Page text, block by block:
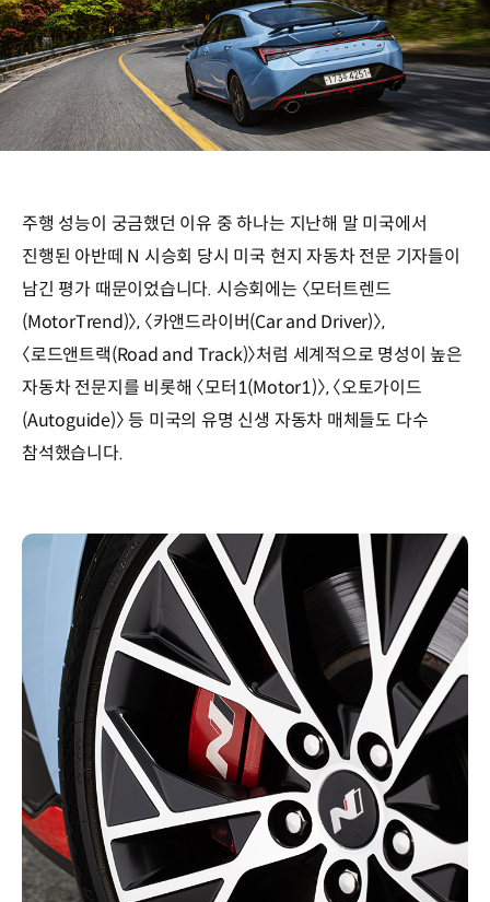
주행 성능이 궁금했던 이유 중 하나는 지난해 말 미국에서
진행된 아반떼 N 시승회 당시 미국 현지 자동차 전문 기자들이
남긴 평가 때문이었습니다. 시승회에는 〈모터트렌드
(MotorTrend)〉, 〈카앤드라이버(Car and Driver)〉,
〈로드앤트랙(Road and Track)〉처럼 세계적으로 명성이 높은
자동차 전문지를 비롯해 〈모터1(Motor1)〉, 〈오토가이드
(Autoguide)〉 등 미국의 유명 신생 자동차 매체들도 다수
참석했습니다.